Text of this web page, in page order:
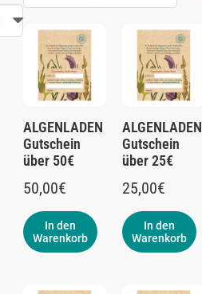
ALGENLADEN
Gutschein
über 50€
50,00€
In den
Warenkorb
ALGENLADEN
Gutschein
über 25€
25,00€
In den
Warenkorb